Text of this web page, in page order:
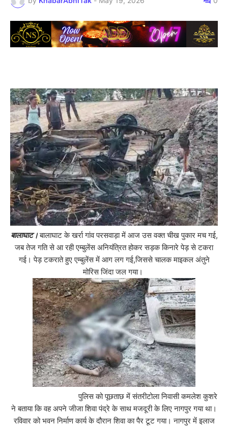
बालाघाट।बालाघाट के खर्रा गांव परसवाड़ा में आज उस वक्त चीख पुकार मच गई,
जब तेज गति से आ रही एम्बुलेंस अनियंत्रित होकर सड़क किनारे पेड़ से टकरा
गई। पेड़ टकराते हुए एम्बुलेंस में आग लग गई,जिससे चालक माइकल अंतुने
मोरिस जिंदा जल गया।
पुलिस को पूछताछ में संतरीटोला निवासी कमलेश कुशरे
ने बताया कि वह अपने जीजा शिवा पंद्रे के साथ मजदूरी के लिए नागपुर गया था।
रविवार को भवन निर्माण कार्य के दौरान शिवा का पैर टूट गया। नागपुर में इलाज